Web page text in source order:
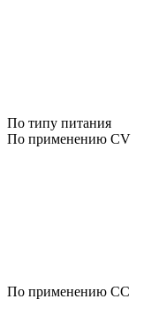
По типу питания
По применению CV
По применению CC